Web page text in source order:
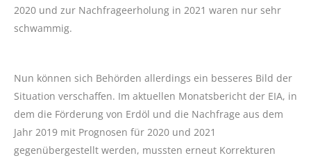
2020 und zur Nachfrageerholung in 2021 waren nur sehr
schwammig.
Nun können sich Behörden allerdings ein besseres Bild der
Situation verschaffen. Im aktuellen Monatsbericht der EIA, in
dem die Förderung von Erdöl und die Nachfrage aus dem
Jahr 2019 mit Prognosen für 2020 und 2021
gegenübergestellt werden, mussten erneut Korrekturen